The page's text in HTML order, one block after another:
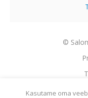
©
Kasutame oma